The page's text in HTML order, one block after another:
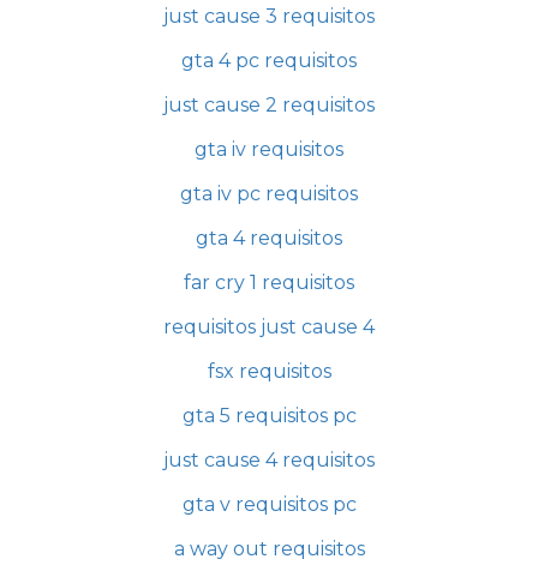
just cause 3 requisitos
gta 4 pc requisitos
just cause 2 requisitos
gta iv requisitos
gta iv pc requisitos
gta 4 requisitos
far cry 1 requisitos
requisitos just cause 4
fsx requisitos
gta 5 requisitos pc
just cause 4 requisitos
gta v requisitos pc
a way out requisitos